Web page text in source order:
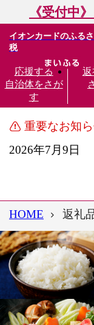
《受付中
イオンカードのふる
税
応援する
自治体をさが
す
返
重要なお知
2026年7月9日
HOME 返礼